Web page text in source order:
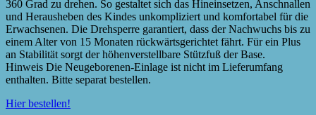
360 Grad zu drehen. So gestaltet sich das Hineinsetzen, Anschnallen
und Herausheben des Kindes unkompliziert und komfortabel für die
Erwachsenen. Die Drehsperre garantiert, dass der Nachwuchs bis zu
einem Alter von 15 Monaten rückwärtsgerichtet fährt. Für ein Plus
an Stabilität sorgt der höhenverstellbare Stützfuß der Base.
Hinweis Die Neugeborenen-Einlage ist nicht im Lieferumfang
enthalten. Bitte separat bestellen.
Hier bestellen!